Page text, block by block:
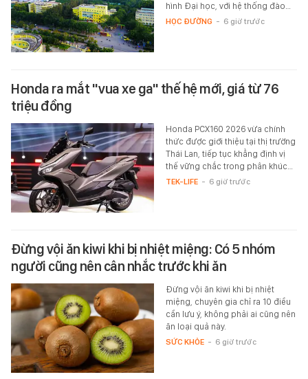
hình Đại học, với hệ thống đào…
HỌC ĐƯỜNG - 6 giờ trước
Honda ra mắt "vua xe ga" thế hệ mới, giá từ 76
triệu đồng
Honda PCX160 2026 vừa chính
thức được giới thiệu tại thị trường
Thái Lan, tiếp tục khẳng định vị
thế vững chắc trong phân khúc…
TEK-LIFE - 6 giờ trước
Đừng vội ăn kiwi khi bị nhiệt miệng: Có 5 nhóm
người cũng nên cân nhắc trước khi ăn
Đừng vội ăn kiwi khi bị nhiệt
miệng, chuyên gia chỉ ra 10 điều
cần lưu ý, không phải ai cũng nên
ăn loại quả này.
SỨC KHỎE - 6 giờ trước